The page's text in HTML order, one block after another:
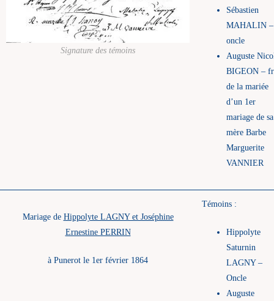
Signature des témoins
Sébastien
MAHALIN –
oncle
Auguste
BIGEON –
de la mariée
d’un 1er
mariage de sa
mère Barbe
Marguerite
VANNIER
Mariage de Hippolyte LAGNY et Joséphine
Ernestine PERRIN
à Punerot le 1er février 1864
Témoins :
Hippolyte
Saturnin
LAGNY –
Oncle
Auguste